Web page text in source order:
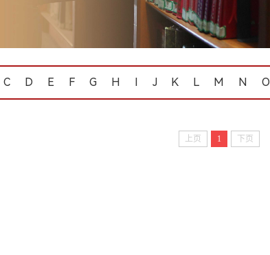
C D E F G H I J K L M N O
上页 1 下页